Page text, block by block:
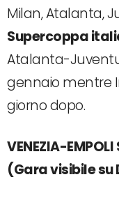
Milan, Atalanta,
Supercoppa
Atalanta-
gennaio mentre
giorno dopo.
VENEZIA-
(Gara visibile su